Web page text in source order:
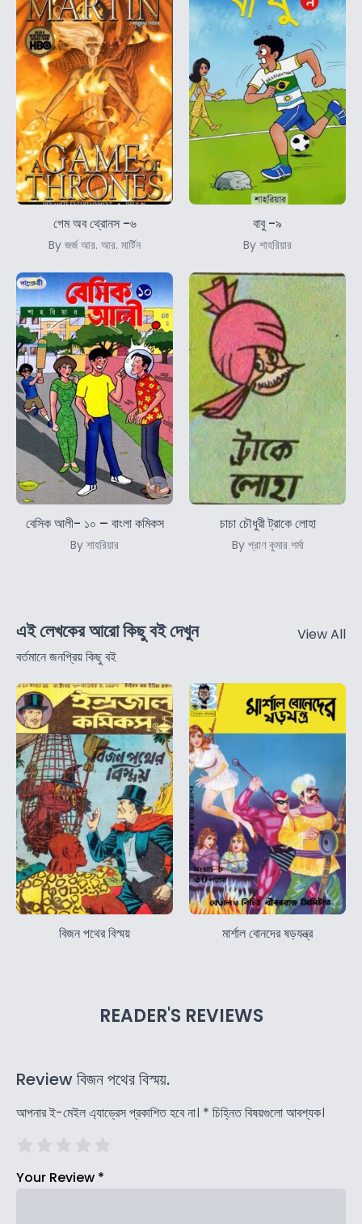
গেম অব থ্রোনস -৬
By জর্জ আর. আর. মার্টিন
বাবু -৯
By শাহরিয়ার
বেসিক আলী- ১০ – বাংলা কমিকস
By শাহরিয়ার
চাচা চৌধুরী ট্রাকে লোহা
By প্রাণ কুমার শর্মা
এই লেখকের আরো কিছু বই দেখুন
বর্তমানে জনপ্রিয় কিছু বই
View All
বিজন পথের বিস্ময় মার্শাল বোনদের ষড়যন্ত্র
READER'S REVIEWS
Review বিজন পথের বিস্ময়.
আপনার ই-মেইল এ্যাড্রেস প্রকাশিত হবে না। * চিহ্নিত বিষয়গুলো আবশ্যক।
Your Review *